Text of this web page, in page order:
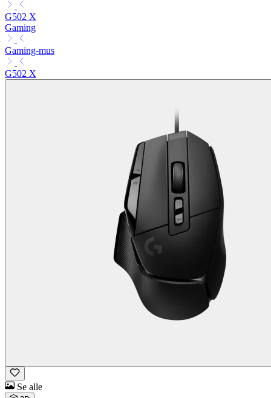
G502 X
Gaming
Gaming-mus
G502 X
Se alle